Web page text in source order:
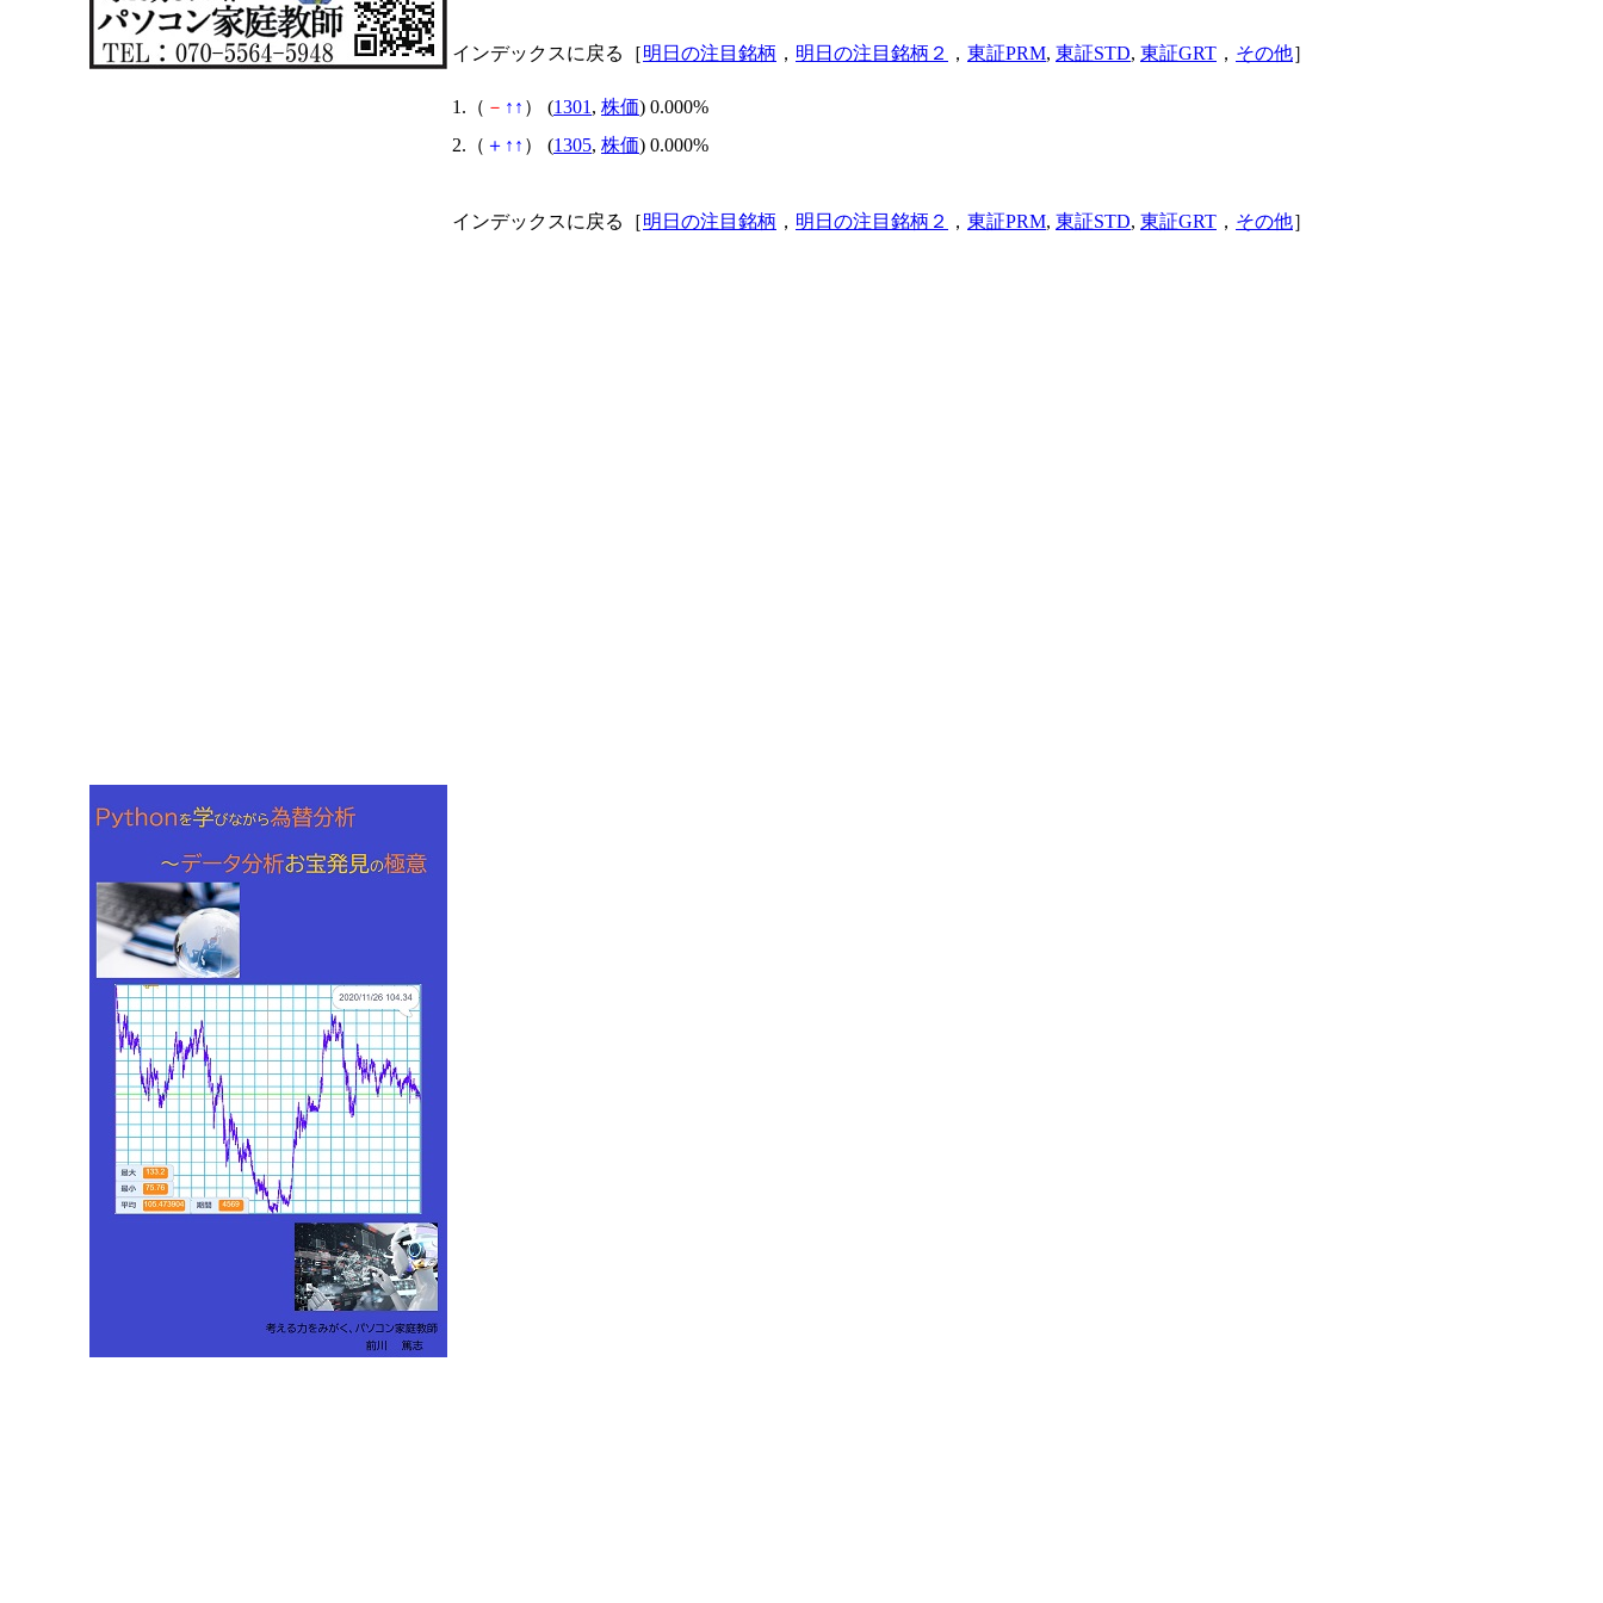
インデックスに戻る［明日の注目銘柄 ， 明日の注目銘柄２ ， 東証PRM, 東証STD, 東証GRT ， その他］
1.（ － ↑ ↑ ） (1301 , 株価) 0.000%
2.（ ＋ ↑ ↑ ） (1305, 株価) 0.000%
インデックスに戻る［明日の注目銘柄 ， 明日の注目銘柄２ ， 東証PRM, 東証STD, 東証GRT ， その他］